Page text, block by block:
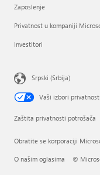
Zaposlenje
Privatnost u kompaniji
Investitori
Srpski (Srbija)
Vaši izbori privatnosti
Zaštita privatnosti potrošača
Obratite se korporaciji
O našim oglasima ©